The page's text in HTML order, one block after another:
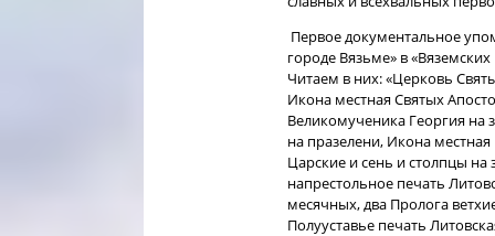
Первое документальное
городе Вязьме» в
Читаем в них: «Церковь
Икона местная Святых
Великомученика Георгия на
на празелени, Икона
Царские и сень и столпцы на
напрестольное печать
месячных, два Пролога
Полууставье печать